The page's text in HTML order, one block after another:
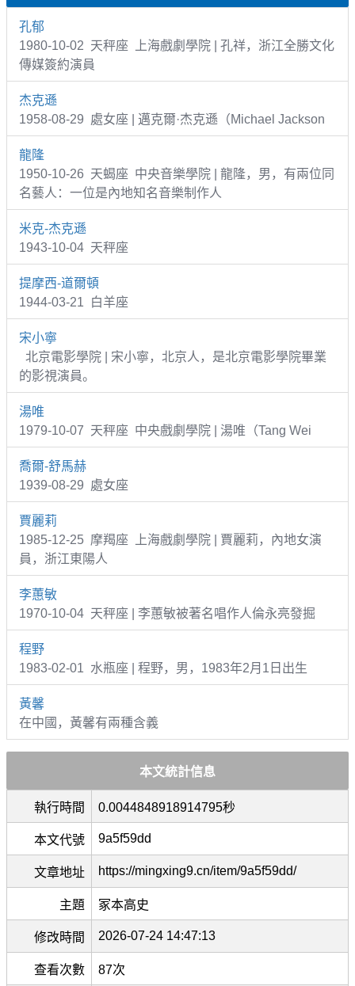
孔郁
1980-10-02 天秤座 上海戲劇學院 | 孔祥，浙江全勝文化
傳媒簽約演員
杰克遜
1958-08-29 處女座 | 邁克爾·杰克遜（Michael Jackson
龍隆
1950-10-26 天蝎座 中央音樂學院 | 龍隆，男，有兩位同
名藝人：一位是內地知名音樂制作人
米克-杰克遜
1943-10-04 天秤座
提摩西-道爾頓
1944-03-21 白羊座
宋小寧
北京電影學院 | 宋小寧，北京人，是北京電影學院畢業
的影視演員。
湯唯
1979-10-07 天秤座 中央戲劇學院 | 湯唯（Tang Wei
喬爾-舒馬赫
1939-08-29 處女座
賈麗莉
1985-12-25 摩羯座 上海戲劇學院 | 賈麗莉，內地女演
員，浙江東陽人
李蕙敏
1970-10-04 天秤座 | 李蕙敏被著名唱作人倫永亮發掘
程野
1983-02-01 水瓶座 | 程野，男，1983年2月1日出生
黃馨
在中國，黃馨有兩種含義
本文統計信息
執行時間 0.0044848918914795秒
本文代號 9a5f59dd
文章地址 https://mingxing9.cn/item/9a5f59dd/
主題 冢本高史
修改時間 2026-07-24 14:47:13
查看次數 87次